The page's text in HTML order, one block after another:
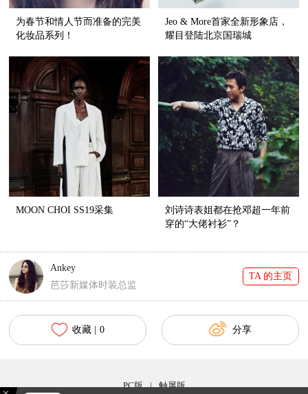
为春节和情人节而准备的完美
化妆品系列！
Jeo & More首家全新形象店，
耀目登陆北京国瑞城
MOON CHOI SS19采集
刘诗诗表姐都在抢邓超一年前
穿的“大佬衬衫”？
Ankey
芭莎新媒体时装总监
TA 的主页
收藏 | 0 分享
PC版 | 触屏版